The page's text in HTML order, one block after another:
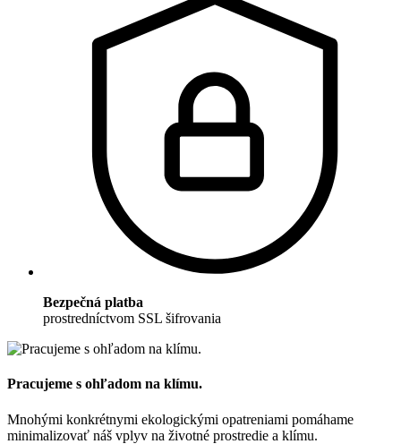
Bezpečná platba
prostredníctvom SSL šifrovania
Pracujeme s ohľadom na klímu.
Mnohými konkrétnymi ekologickými opatreniami pomáhame
minimalizovať náš vplyv na životné prostredie a klímu.